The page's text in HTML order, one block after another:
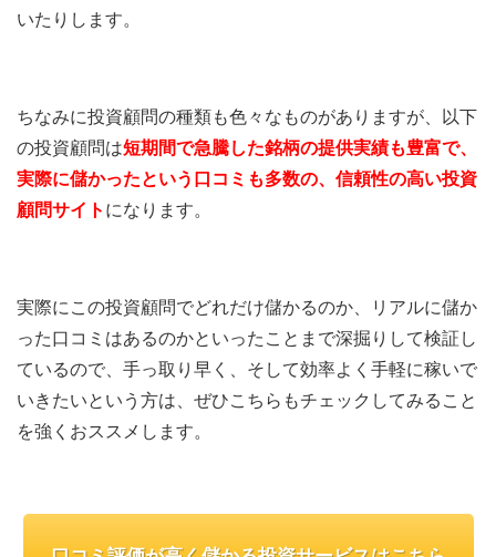
いたりします。
ちなみに投資顧問の種類も色々なものがありますが、以下
の投資顧問は短期間で急騰した銘柄の提供実績も豊富で、
実際に儲かったという口コミも多数の、信頼性の高い投資
顧問サイト になります。
実際にこの投資顧問でどれだけ儲かるのか、リアルに儲か
った口コミはあるのかといったことまで深掘りして検証し
ているので、手っ取り早く、そして効率よく手軽に稼いで
いきたいという方は、ぜひこちらもチェックしてみること
を強くおススメします。
口コミ評価が高く儲かる投資サービスはこちら